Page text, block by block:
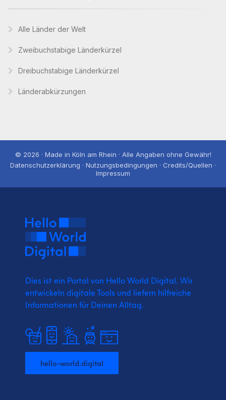
Alle Länder der Welt
Zweibuchstabige Länderkürzel
Dreibuchstabige Länderkürzel
Länderabkürzungen
© 2026 · Made in Köln am Rhein · Alle Angaben ohne Gewähr!
Datenschutzerklärung · Nutzungsbedingungen · Credits/Quellen ·
Impressum
Dies ist ein Portal von Hello World Digital. Wir
entwickeln digitale Tools und liefern hilfreiche
Informationen für Deinen Alltag.
hello-world.digital